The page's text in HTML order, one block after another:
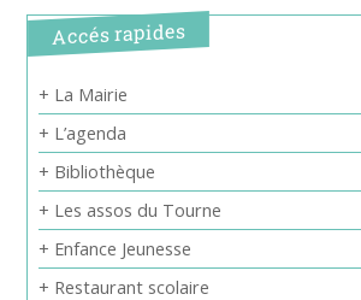
Accés rapides
+ La Mairie
+ L’agenda
+ Bibliothèque
+ Les assos du Tourne
+ Enfance Jeunesse
+ Restaurant scolaire